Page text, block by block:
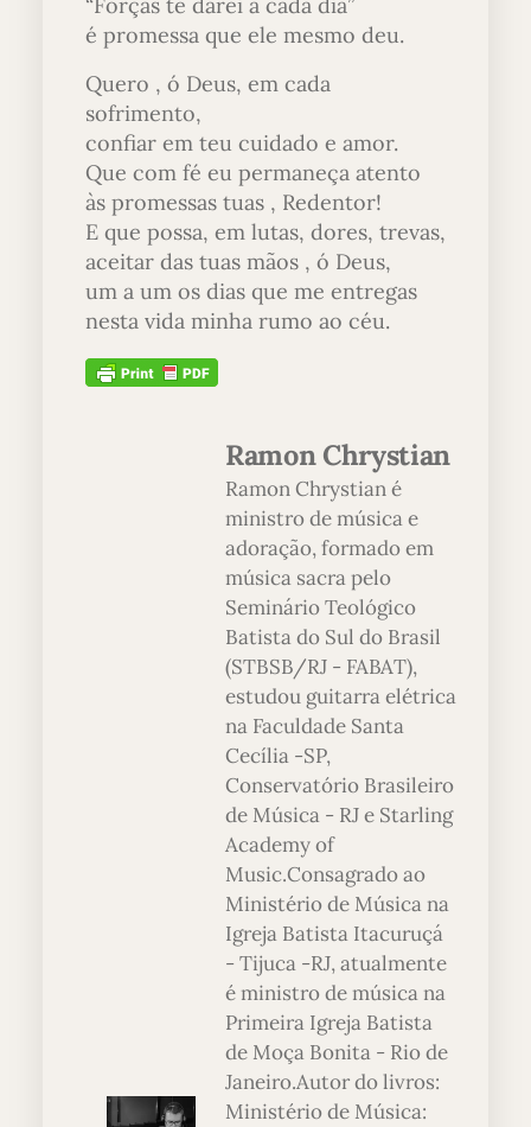
é promessa que ele mesmo deu.
Quero , ó Deus, em cada
sofrimento,
confiar em teu cuidado e amor.
Que com fé eu permaneça atento
às promessas tuas , Redentor!
E que possa, em lutas, dores, trevas,
aceitar das tuas mãos , ó Deus,
um a um os dias que me entregas
nesta vida minha rumo ao céu.
Ramon Chrystian
Ramon Chrystian é
ministro de música e
adoração, formado em
música sacra pelo
Seminário Teológico
Batista do Sul do Brasil
(STBSB/RJ - FABAT),
estudou guitarra elétrica
na Faculdade Santa
Cecília -SP,
Conservatório Brasileiro
de Música - RJ e Starling
Academy of
Music.Consagrado ao
Ministério de Música na
Igreja Batista Itacuruçá
- Tijuca -RJ, atualmente
é ministro de música na
Primeira Igreja Batista
de Moça Bonita - Rio de
Janeiro.Autor do livros:
Ministério de Música: